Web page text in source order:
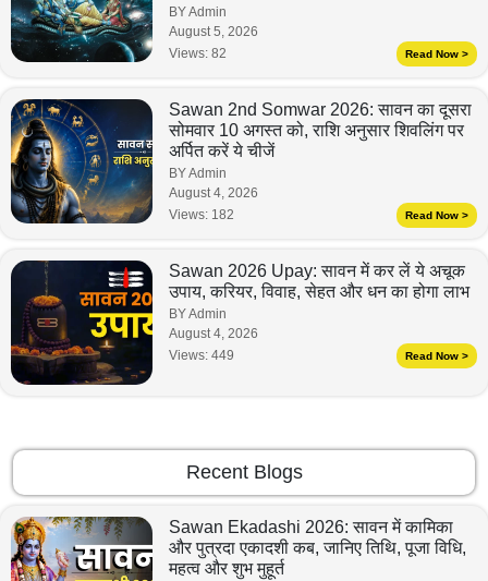
BY Admin
August 5, 2026
Views: 82 Read Now >
Sawan 2nd Somwar 2026: सावन का दूसरा
सोमवार 10 अगस्त को, राशि अनुसार शिवलिंग पर
अर्पित करें ये चीजें
BY Admin
August 4, 2026
Views: 182 Read Now >
Sawan 2026 Upay: सावन में कर लें ये अचूक
उपाय, करियर, विवाह, सेहत और धन का होगा लाभ
BY Admin
August 4, 2026
Views: 449 Read Now >
Recent Blogs
Sawan Ekadashi 2026: सावन में कामिका
और पुत्रदा एकादशी कब, जानिए तिथि, पूजा विधि,
महत्व और शुभ मुहूर्त